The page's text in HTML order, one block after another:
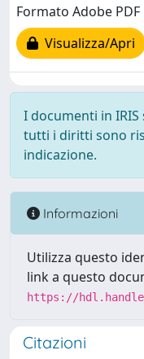
Formato Adobe PDF
Visualizza/Apri
I documenti in
tutti i diritti sono
indicazione.
Informazioni
Utilizza questo
link a questo
https://
Citazioni